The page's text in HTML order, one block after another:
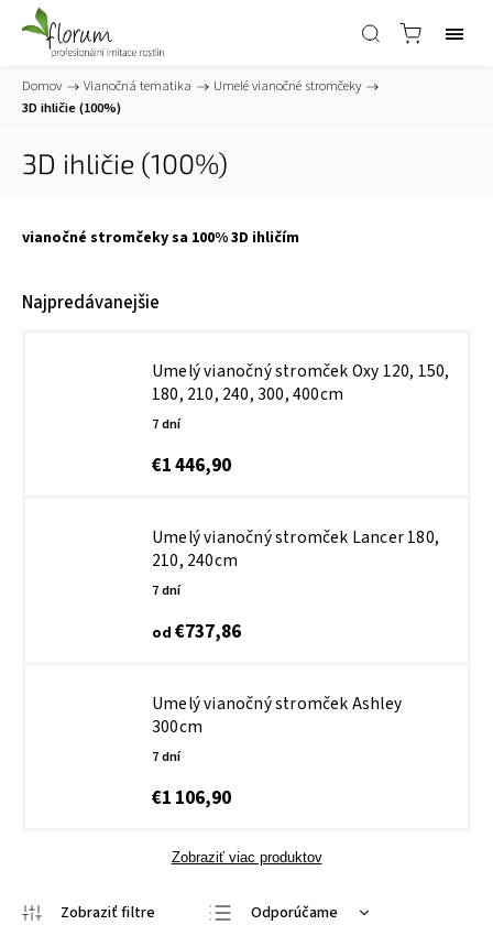
Domov / Vianočná tematika / Umelé vianočné stromčeky /
3D ihličie (100%)
3D ihličie (100%)
vianočné stromčekysa 100%3D ihličím
Najpredávanejšie
Umelý vianočný stromček Oxy 120, 150,
180, 210, 240, 300, 400cm
7 dní
€1 446,90
Umelý vianočný stromček Lancer180,
210, 240cm
7 dní
od €737,86
Umelý vianočný stromček Ashley
300cm
7 dní
€1 106,90
Zobraziť viac produktov
Odporúčame